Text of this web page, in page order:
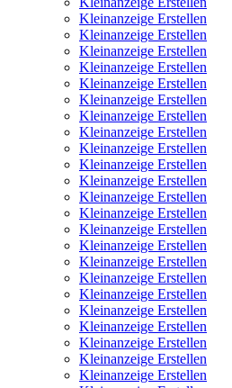
Kleinanzeige Erstellen
Kleinanzeige Erstellen
Kleinanzeige Erstellen
Kleinanzeige Erstellen
Kleinanzeige Erstellen
Kleinanzeige Erstellen
Kleinanzeige Erstellen
Kleinanzeige Erstellen
Kleinanzeige Erstellen
Kleinanzeige Erstellen
Kleinanzeige Erstellen
Kleinanzeige Erstellen
Kleinanzeige Erstellen
Kleinanzeige Erstellen
Kleinanzeige Erstellen
Kleinanzeige Erstellen
Kleinanzeige Erstellen
Kleinanzeige Erstellen
Kleinanzeige Erstellen
Kleinanzeige Erstellen
Kleinanzeige Erstellen
Kleinanzeige Erstellen
Kleinanzeige Erstellen